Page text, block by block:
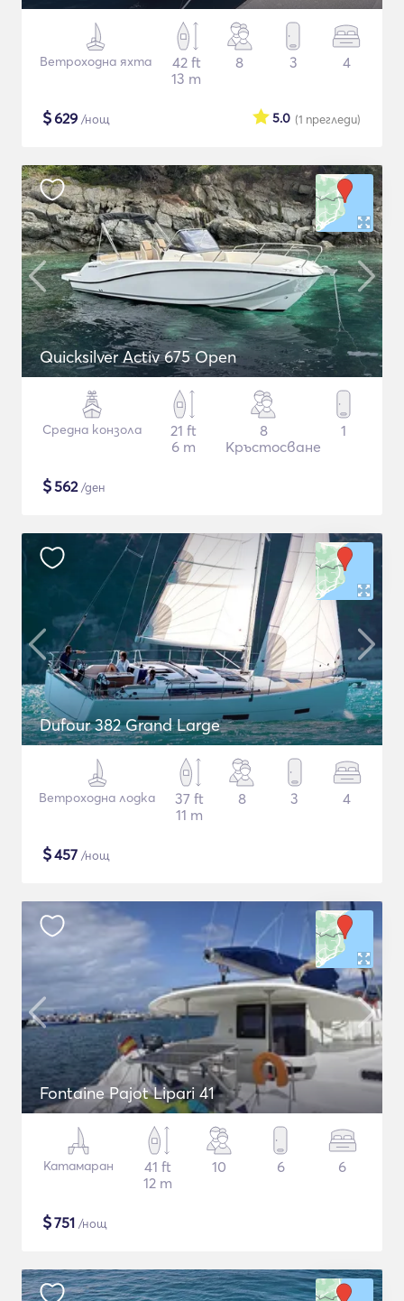
Ветроходна яхта
42 ft
13 m
8 3 4
$629 /нощ (1 прегледи)
5.0
Quicksilver Activ 675 Open
Средна конзола
21 ft
6 m
8
Кръстосване
1
$562/ден
Dufour 382 Grand Large
Ветроходна лодка
37 ft
11 m
8 3 4
$457 /нощ
Fontaine Pajot Lipari 41
Катамаран
41 ft
12 m
10 6 6
$751 /нощ